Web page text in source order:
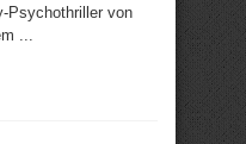
Psychothriller von
...